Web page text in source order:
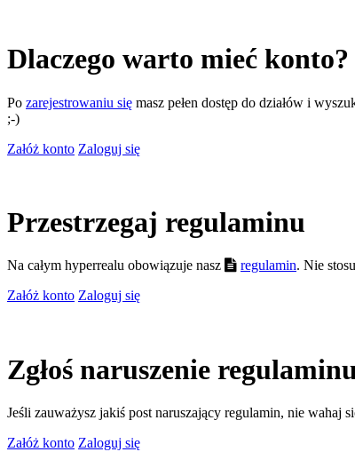
Dlaczego warto mieć konto?
Po zarejestrowaniu się masz pełen dostęp do działów i
;-)
Załóż konto Zaloguj się
Przestrzegaj regulaminu
Na całym hyperrealu obowiązuje nasz regulamin. Nie
Załóż konto Zaloguj się
Zgłoś naruszenie
Jeśli zauważysz jakiś post naruszający regulamin, nie
Załóż konto Zaloguj się